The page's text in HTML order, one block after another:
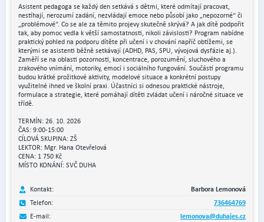
Asistent pedagoga se každý den setkává s dětmi, které odmítají pracovat,
nestíhají, nerozumí zadání, nezvládají emoce nebo působí jako „nepozorné“ či
„problémové“. Co se ale za těmito projevy skutečně skrývá? A jak dítě podpořit
tak, aby pomoc vedla k větší samostatnosti, nikoli závislosti? Program nabídne
praktický pohled na podporu dítěte při učení i v chování napříč obtížemi, se
kterými se asistenti běžně setkávají (ADHD, PAS, SPU, vývojová dysfázie aj.).
Zaměří se na oblasti pozornosti, koncentrace, porozumění, sluchového a
zrakového vnímání, motoriky, emocí i sociálního fungování. Součástí programu
budou krátké prožitkové aktivity, modelové situace a konkrétní postupy
využitelné ihned ve školní praxi. Účastníci si odnesou praktické nástroje,
formulace a strategie, které pomáhají dítěti zvládat učení i náročné situace ve
třídě.
TERMÍN: 26. 10. 2026
ČAS: 9:00-15:00
CÍLOVÁ SKUPINA: ZŠ
LEKTOR: Mgr. Hana Otevřelová
CENA: 1 750 Kč
MÍSTO KONÁNÍ: SVČ DUHA
Kontakt:
Barbora Lemonová
Telefon:
736464769
E-mail:
lemonova@duhajes.cz